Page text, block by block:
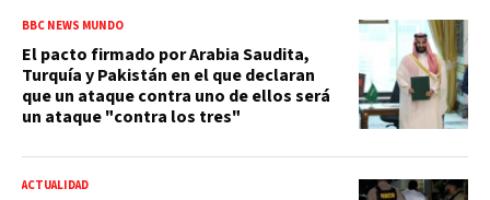
BBC NEWS MUNDO
El pacto firmado por Arabia Saudita,
Turquía y Pakistán en el que declaran
que un ataque contra uno de ellos será
un ataque "contra los tres"
ACTUALIDAD